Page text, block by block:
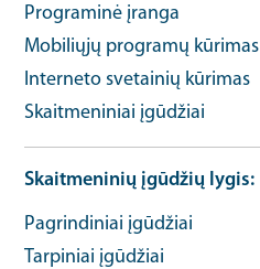
Programinė įranga
Mobiliųjų programų kūrimas
Interneto svetainių kūrimas
Skaitmeniniai įgūdžiai
Skaitmeninių įgūdžių lygis
Pagrindiniai įgūdžiai
Tarpiniai įgūdžiai